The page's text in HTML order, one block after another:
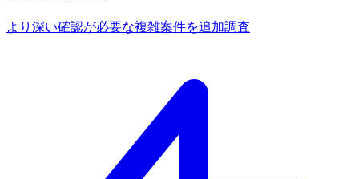
より深い確認が必要な複雑案件を追加調査